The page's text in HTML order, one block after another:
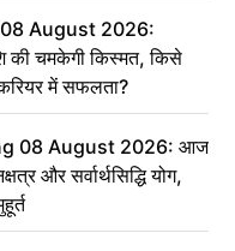
August 2026:
की चमकेगी किस्मत, किसे
में सफलता?
08 August 2026: आज
और सर्वार्थसिद्धि योग,